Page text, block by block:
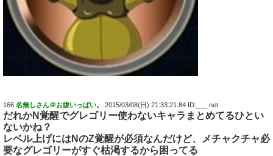
166:名無しさん＠お腹いっぱい。 2015/03/08(日) 21:33:21.84 ID:___.net
だれかN覚醒でグレゴリー使わないキャラまとめてるひとい
ないかね？
レベル上げにはNのZ覚醒が必須なんだけど、メチャクチャ必
要なグレゴリーがすぐ枯渇するから困ってる